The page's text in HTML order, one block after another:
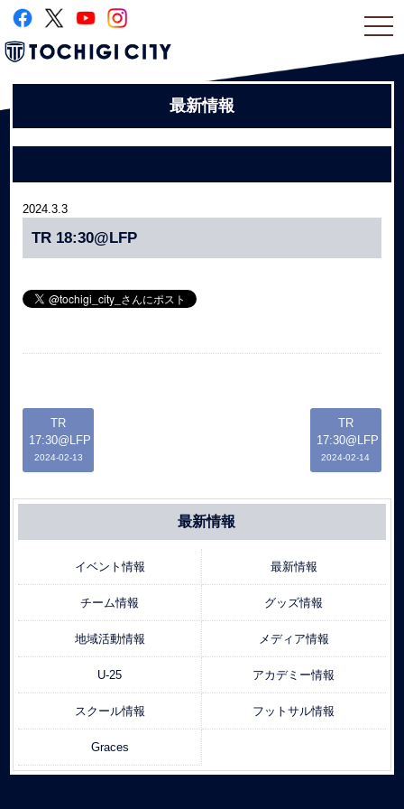
最新情報
2024.3.3
TR 18:30@LFP
TR
17:30@LFP
2024-02-13
TR
17:30@LFP
2024-02-14
最新情報
イベント情報 最新情報
チーム情報 グッズ情報
地域活動情報 メディア情報
U-25 アカデミー情報
スクール情報 フットサル情報
Graces